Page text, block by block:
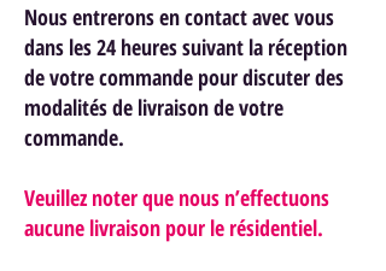
Nous entrerons en contact avec vous
dans les 24 heures suivant la réception
de votre commande pour discuter des
modalités de livraison de votre
commande.
Veuillez noter que nous n’effectuons
aucune livraison pour le résidentiel.